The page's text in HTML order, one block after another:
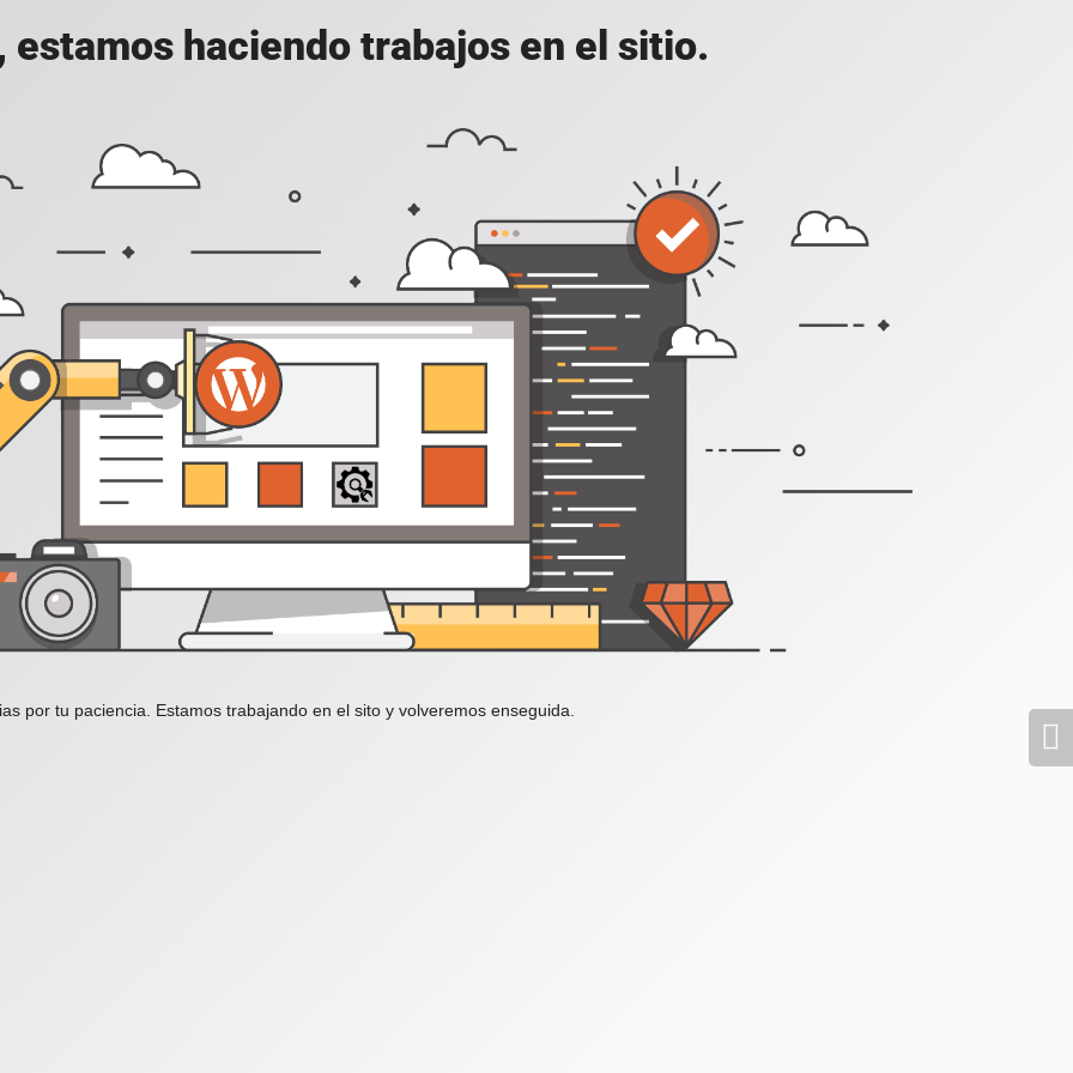
estamos haciendo trabajos en el sitio.
por tu paciencia. Estamos trabajando en el sito y volveremos enseguida.